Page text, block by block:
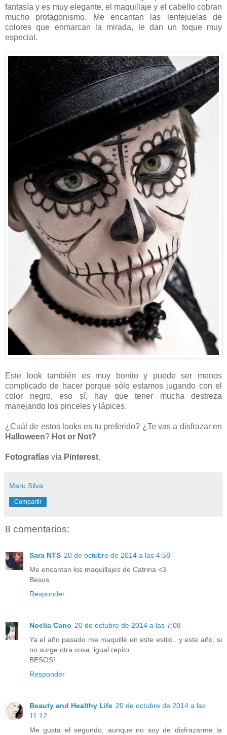
fantasía y es muy elegante, el maquillaje y el cabello cobran
mucho protagonismo. Me encantan las lentejuelas de
colores que enmarcan la mirada, le dan un toque muy
especial.
Este look también es muy bonito y puede ser menos
complicado de hacer porque sólo estamos jugando con el
color negro, eso sí, hay que tener mucha destreza
manejando los pinceles y lápices.
¿Cuál de estos looks es tu preferido? ¿Te vas a disfrazar en
Halloween? Hot or Not?
Fotografías vía Pinterest.
Maru Silva
Compartir
8 comentarios:
Sara NTS 20 de octubre de 2014 a las 4:58
Me encantan los maquillajes de Catrina <3
Besos
Responder
Noelia Cano 20 de octubre de 2014 a las 7:08
Ya el año pasado me maquillé en este estilo...y este año, si
no surge otra cosa, igual repito.
BESOS!
Responder
Beauty and Healthy Life 20 de octubre de 2014 a las
11:12
Me gusta el segundo, aunque no soy de disfrazarme la